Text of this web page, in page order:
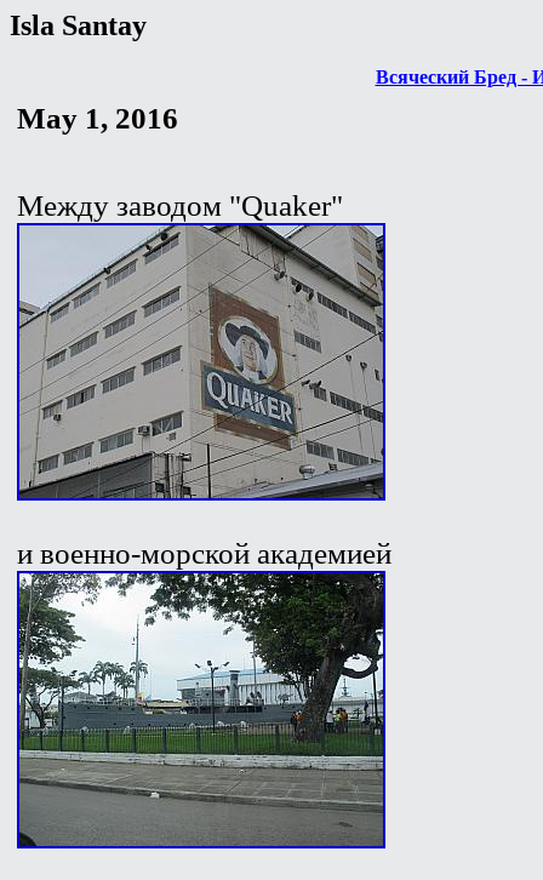
Isla Santay
Всяческий Бред -
May 1, 2016
Между заводом "Quaker"
и военно-морской академией